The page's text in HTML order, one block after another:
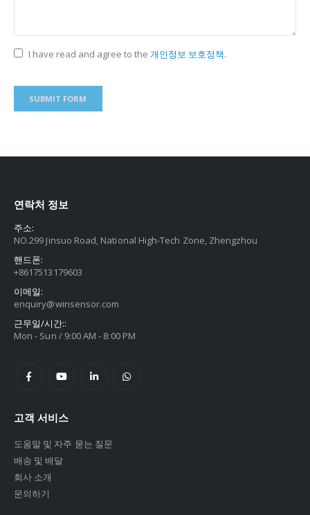
I have read and agree to the 개인정보 보호정책.
연락처 정보
주소:
NO.299 Jinsuo Road, National High-Tech Zone, Zhengzhou
핸드폰:
+8617513179603
이메일:
enquiry@winsensor.com
근무일/시간::
Mon - Sun / 9:00 AM - 8:00 PM
고객 서비스
도움말 및 자주 묻는 질문
배송 및 배달
회사 소개
문의하기